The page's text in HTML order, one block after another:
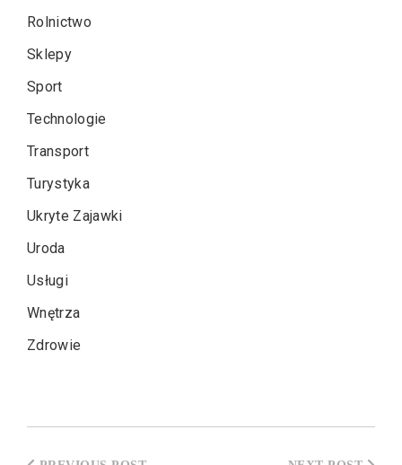
Rolnictwo
Sklepy
Sport
Technologie
Transport
Turystyka
Ukryte Zajawki
Uroda
Usługi
Wnętrza
Zdrowie